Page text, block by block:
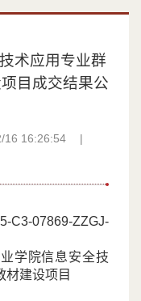
术应用专业群
目成交结果公
16 16:26:54
C3-07869-ZZGJ-
学院信息安全技
材建设项目